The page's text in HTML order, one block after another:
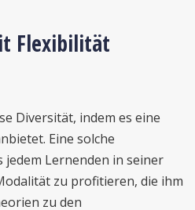
Flexibilität
Diversität, indem es eine
Eine solche
Lernenden in seiner
zu profitieren, die ihm
zu den